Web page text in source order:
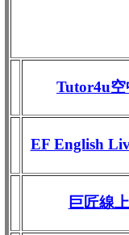
Tutor4u
EF English
巨匠線